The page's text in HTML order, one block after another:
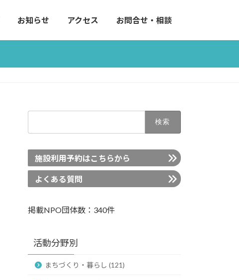
お知らせ アクセス お問合せ・相談
施設利用予約はこちらから
よくある質問
掲載NPO団体数：340件
活動分野別
まちづくり・暮らし (121)